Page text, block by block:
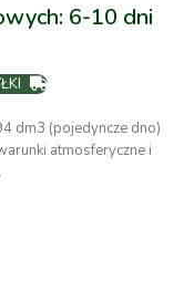
6-10 dni
dm3 (pojedyncze dno)
atmosferyczne i